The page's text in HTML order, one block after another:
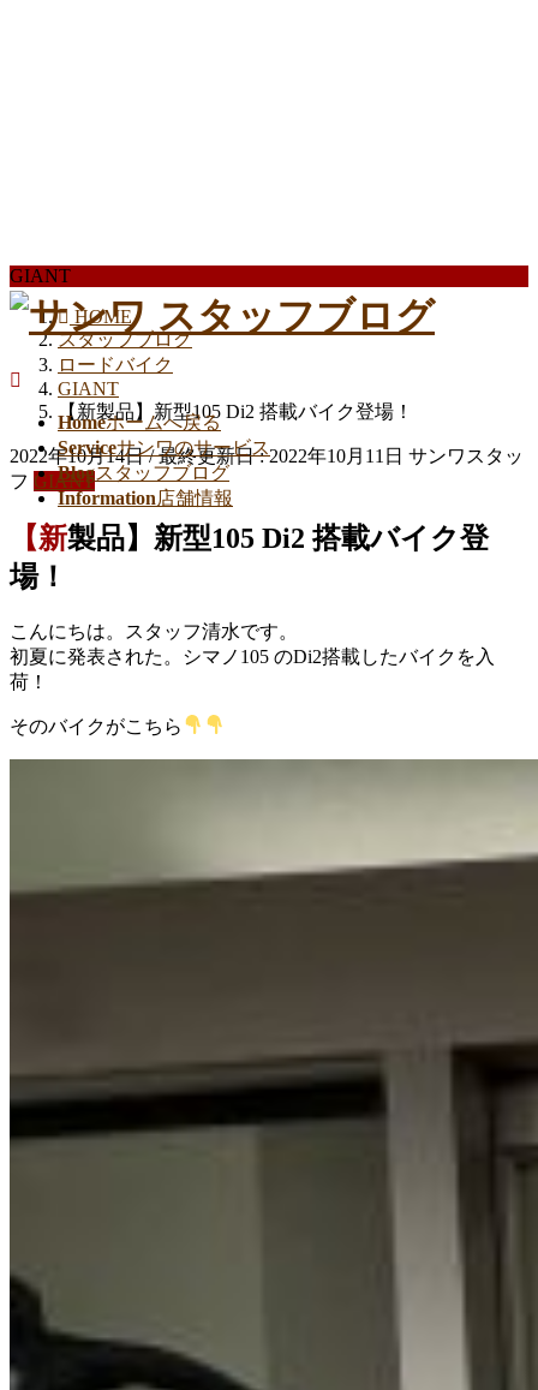
Homeホームへ戻る
Serviceサンワのサービス
Blogスタッフブログ
Information店舗情報
GIANT
HOME
スタッフブログ
ロードバイク
GIANT
【新製品】新型105 Di2 搭載バイク登場！
2022年10月14日 / 最終更新日 :2022年10月11日 サンワスタッ
フ GIANT
【新製品】新型105 Di2 搭載バイク登
場！
こんにちは。スタッフ清水です。
初夏に発表された。シマノ105 のDi2搭載したバイクを入
荷！
そのバイクがこちら